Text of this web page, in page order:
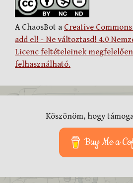
A ChaosBot a Creative
add el! - Ne változtasd! 4.0
Licenc feltételeinek
felhasználható.
Köszönöm, hogy
Buy Me a